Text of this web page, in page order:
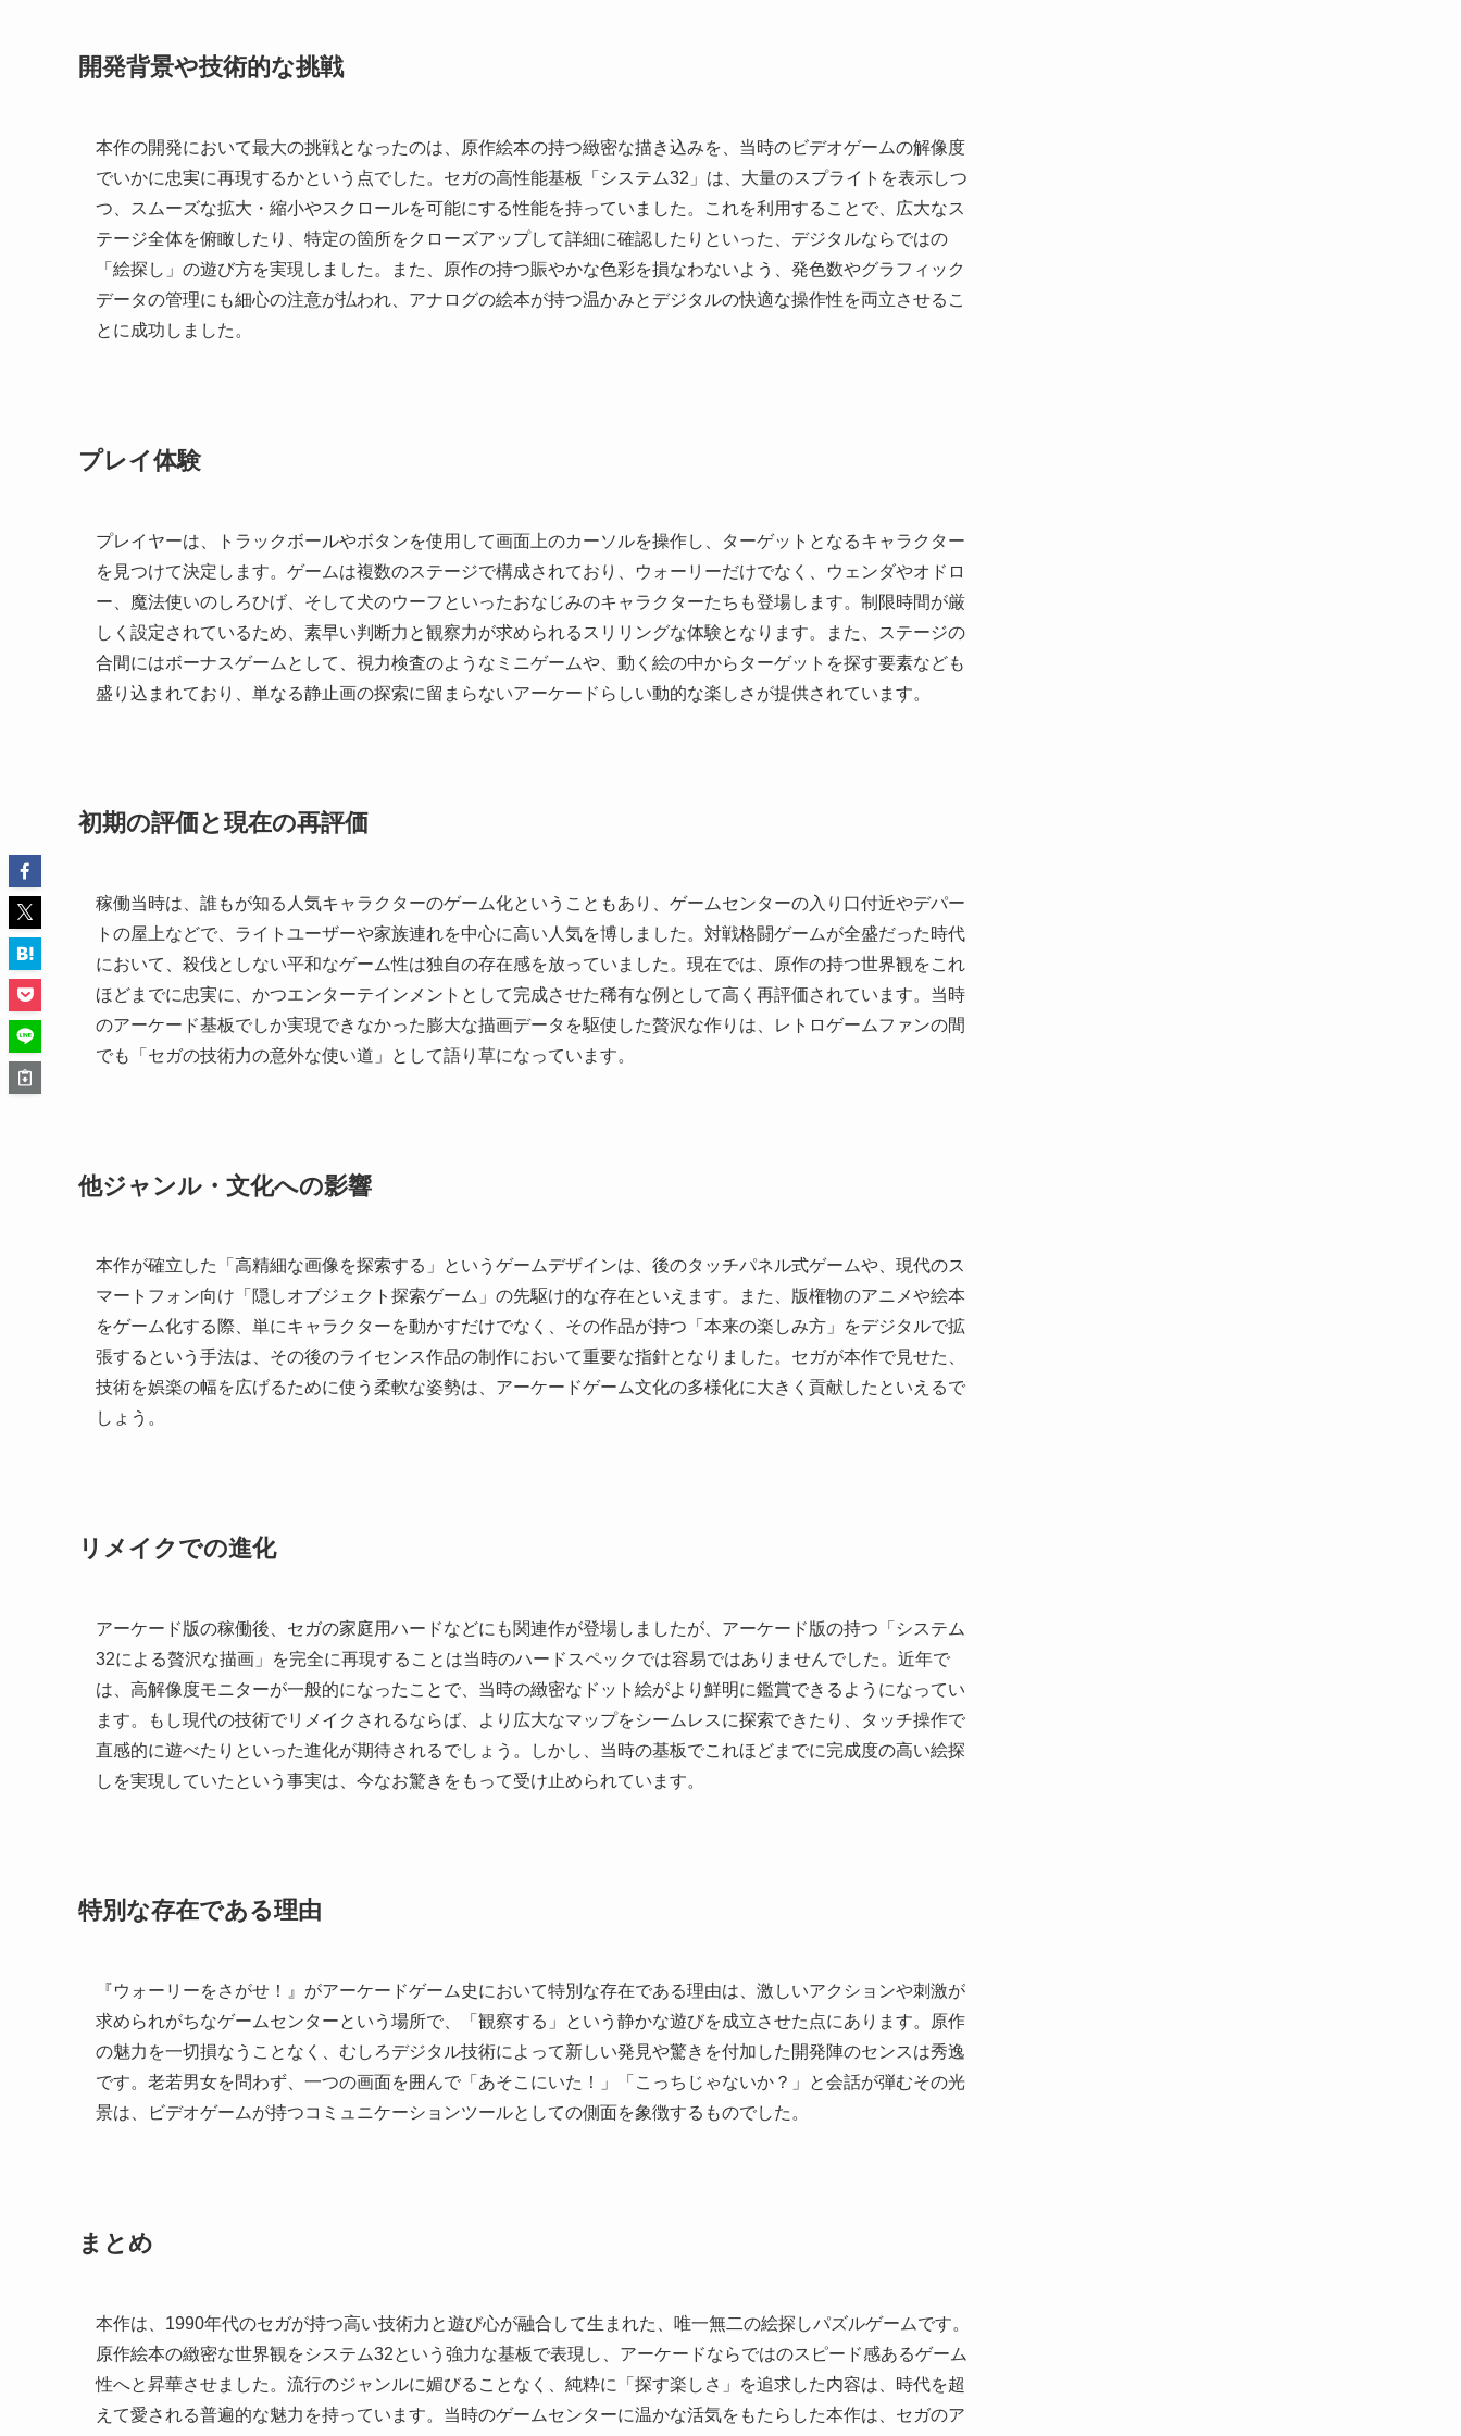
開発背景や技術的な挑戦
本作の開発において最大の挑戦となったのは、原作絵本の持つ緻密な描き込みを、当時のビデオゲームの解像度
でいかに忠実に再現するかという点でした。セガの高性能基板「システム32」は、大量のスプライトを表示しつ
つ、スムーズな拡大・縮小やスクロールを可能にする性能を持っていました。これを利用することで、広大なス
テージ全体を俯瞰したり、特定の箇所をクローズアップして詳細に確認したりといった、デジタルならではの
「絵探し」の遊び方を実現しました。また、原作の持つ賑やかな色彩を損なわないよう、発色数やグラフィック
データの管理にも細心の注意が払われ、アナログの絵本が持つ温かみとデジタルの快適な操作性を両立させるこ
とに成功しました。
プレイ体験
プレイヤーは、トラックボールやボタンを使用して画面上のカーソルを操作し、ターゲットとなるキャラクター
を見つけて決定します。ゲームは複数のステージで構成されており、ウォーリーだけでなく、ウェンダやオドロ
ー、魔法使いのしろひげ、そして犬のウーフといったおなじみのキャラクターたちも登場します。制限時間が厳
しく設定されているため、素早い判断力と観察力が求められるスリリングな体験となります。また、ステージの
合間にはボーナスゲームとして、視力検査のようなミニゲームや、動く絵の中からターゲットを探す要素なども
盛り込まれており、単なる静止画の探索に留まらないアーケードらしい動的な楽しさが提供されています。
初期の評価と現在の再評価
稼働当時は、誰もが知る人気キャラクターのゲーム化ということもあり、ゲームセンターの入り口付近やデパー
トの屋上などで、ライトユーザーや家族連れを中心に高い人気を博しました。対戦格闘ゲームが全盛だった時代
において、殺伐としない平和なゲーム性は独自の存在感を放っていました。現在では、原作の持つ世界観をこれ
ほどまでに忠実に、かつエンターテインメントとして完成させた稀有な例として高く再評価されています。当時
のアーケード基板でしか実現できなかった膨大な描画データを駆使した贅沢な作りは、レトロゲームファンの間
でも「セガの技術力の意外な使い道」として語り草になっています。
他ジャンル・文化への影響
本作が確立した「高精細な画像を探索する」というゲームデザインは、後のタッチパネル式ゲームや、現代のス
マートフォン向け「隠しオブジェクト探索ゲーム」の先駆け的な存在といえます。また、版権物のアニメや絵本
をゲーム化する際、単にキャラクターを動かすだけでなく、その作品が持つ「本来の楽しみ方」をデジタルで拡
張するという手法は、その後のライセンス作品の制作において重要な指針となりました。セガが本作で見せた、
技術を娯楽の幅を広げるために使う柔軟な姿勢は、アーケードゲーム文化の多様化に大きく貢献したといえるで
しょう。
リメイクでの進化
アーケード版の稼働後、セガの家庭用ハードなどにも関連作が登場しましたが、アーケード版の持つ「システム
32による贅沢な描画」を完全に再現することは当時のハードスペックでは容易ではありませんでした。近年で
は、高解像度モニターが一般的になったことで、当時の緻密なドット絵がより鮮明に鑑賞できるようになってい
ます。もし現代の技術でリメイクされるならば、より広大なマップをシームレスに探索できたり、タッチ操作で
直感的に遊べたりといった進化が期待されるでしょう。しかし、当時の基板でこれほどまでに完成度の高い絵探
しを実現していたという事実は、今なお驚きをもって受け止められています。
特別な存在である理由
『ウォーリーをさがせ！』がアーケードゲーム史において特別な存在である理由は、激しいアクションや刺激が
求められがちなゲームセンターという場所で、「観察する」という静かな遊びを成立させた点にあります。原作
の魅力を一切損なうことなく、むしろデジタル技術によって新しい発見や驚きを付加した開発陣のセンスは秀逸
です。老若男女を問わず、一つの画面を囲んで「あそこにいた！」「こっちじゃないか？」と会話が弾むその光
景は、ビデオゲームが持つコミュニケーションツールとしての側面を象徴するものでした。
まとめ
本作は、1990年代のセガが持つ高い技術力と遊び心が融合して生まれた、唯一無二の絵探しパズルゲームです。
原作絵本の緻密な世界観をシステム32という強力な基板で表現し、アーケードならではのスピード感あるゲーム
性へと昇華させました。流行のジャンルに媚びることなく、純粋に「探す楽しさ」を追求した内容は、時代を超
えて愛される普遍的な魅力を持っています。当時のゲームセンターに温かな活気をもたらした本作は、セガのア